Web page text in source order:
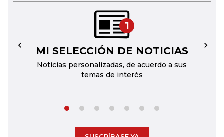
1
MI SELECCIÓN DE NOTICIAS
Noticias personalizadas, de acuerdo a sus
temas de interés
← →